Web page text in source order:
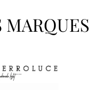
MARQUES